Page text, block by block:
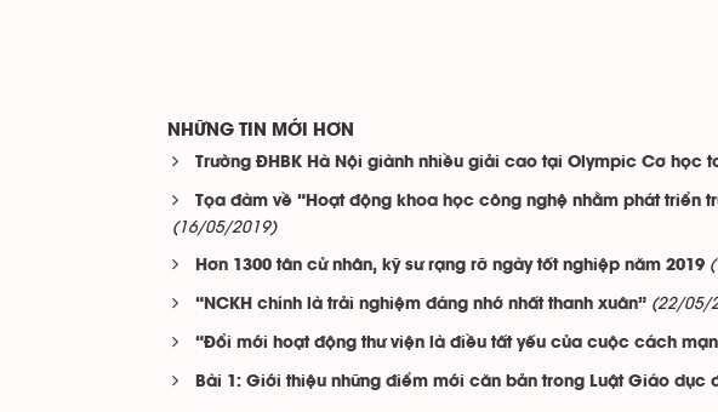
NHỮNG TIN MỚI HƠN
Trường ĐHBK Hà Nội giành nhiều giải cao tại Olympic Cơ học
Tọa đàm về “Hoạt động khoa học công nghệ nhằm phát triển
(16/05/2019)
Hơn 1300 tân cử nhân, kỹ sư rạng rỡ ngày tốt nghiệp năm 2019
“NCKH chính là trải nghiệm đáng nhớ nhất thanh xuân” (22/05/
“Đổi mới hoạt động thư viện là điều tất yếu của cuộc cách
Bài 1: Giới thiệu những điểm mới căn bản trong Luật Giáo dục